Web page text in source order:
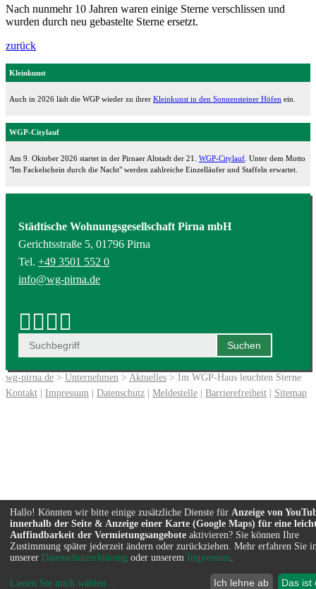
Nach nunmehr 10 Jahren waren einige Sterne verschlissen und
wurden durch neu gebastelte Sterne ersetzt.
zurück
Kleinkunst
Auch in 2026 lädt die WGP wieder zu ihrer Kleinkunst in den Sonnensteiner Höfen ein.
WGP-Citylauf
Am 9. Oktober 2026 startet in der Pirnaer Altstadt der 21. WGP-Citylauf . Unter dem Motto
"Im Fackelschein durch die Nacht" werden zahlreiche Einzelläufer und Staffeln erwartet.
Städtische Wohnungsgesellschaft Pirna mbH
Gerichtsstraße 5, 01796 Pirna
Tel. +49 3501 552 0
info@wg-pirna.de
wg-pirna.de > Unternehmen > Aktuelles > Im WGP-Haus leuchten Sterne
Kontakt | Impressum | Datenschutz | Meldestelle | Barrierefreiheit | Sitemap
Hallo! Könnten wir bitte einige zusätzliche Dienste für Anzeige von
innerhalb der Seite & Anzeige einer Karte (Google Maps) für eine
Auffindbarkeit der Vermietungsangebote aktivieren? Sie können Ihre
Zustimmung später jederzeit ändern oder zurückziehen. Mehr erfahren Sie
unserer Datenschutzerklärung oder unserem Impressum
Lassen Sie mich wählen... Ich lehne ab Das ist